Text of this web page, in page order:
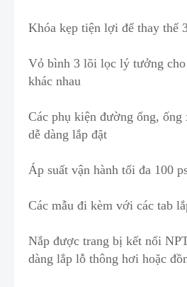
Khóa kẹp tiện lợi để thay thế
Vỏ bình 3 lõi lọc lý tưởng c
khác nhau
Các phụ kiện đường ống,
dễ dàng lắp đặt
Áp suất vận hành tối đa 100
Các mẫu đi kèm với các tab
Nắp được trang bị kết nối
dàng lắp lỗ thông hơi hoặc